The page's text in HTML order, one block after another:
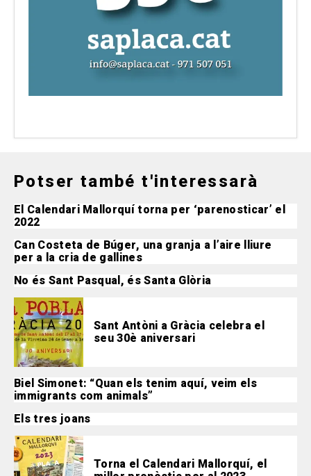
Potser també t'interessarà
El Calendari Mallorquí torna per ‘parenosticar’ el
2022
Can Costeta de Búger, una granja a l’aire lliure
per a la cria de gallines
No és Sant Pasqual, és Santa Glòria
Sant Antòni a Gràcia celebra el
seu 30è aniversari
Biel Simonet: “Quan els tenim aquí, veim els
immigrants com animals”
Els tres joans
Torna el Calendari Mallorquí, el